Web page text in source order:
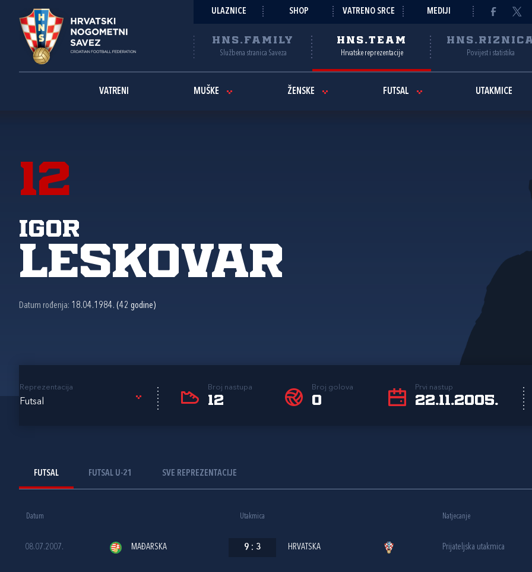
ULAZNICE SHOP VATRENO SRCE MEDIJI
HNS.FAMILY
Službena stranica Saveza
HNS.TEAM
Hrvatske reprezentacije Povijest i statistika
VATRENI MUŠKE ŽENSKE FUTSAL UTAKMICE
12
Igor
Leskovar
Datum rođenja: 18.04.1984. (42 godine)
Reprezentacija
Futsal
Broj nastupa
12
Broj golova
0
Prvi nastup
22.11.2005.
FUTSAL FUTSAL U-21 SVE REPREZENTACIJE
Datum Utakmica Natjecanje
08.07.2007. MAĐARSKA 9 : 3 HRVATSKA Prijateljska utakmica